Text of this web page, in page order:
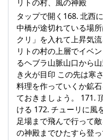
リトの村、風の神殿
タップで開く168. 北西
中橋が途切れている場
クリ」を入れて上昇気
リトの村の上層でイベ
るヘブラ山脈山口から
き火が目印 この先は寒
料理を作っていくか鉱
ておきましょう。 171.
ける 172. チューリに風
足場まで飛んで行って
の神殿までひたすら登っ